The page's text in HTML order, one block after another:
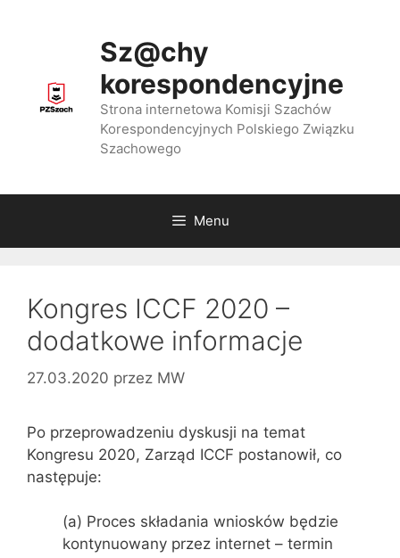
Sz@chy
korespondencyjne
Strona internetowa Komisji Szachów
Korespondencyjnych Polskiego Związku
Szachowego
Menu
Kongres ICCF 2020 –
dodatkowe informacje
27.03.2020 przez MW
Po przeprowadzeniu dyskusji na temat
Kongresu 2020, Zarząd ICCF postanowił, co
następuje:
(a) Proces składania wniosków będzie
kontynuowany przez internet – termin